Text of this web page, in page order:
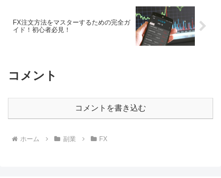
FX注文方法をマスターするための完全ガ
イド！初心者必見！
コメント
コメントを書き込む
ホーム 副業 FX